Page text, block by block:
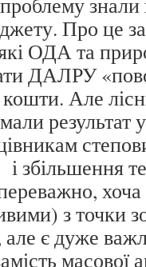
Про це
ОДА та
ДАЛРУ
кошти. Але
результат
збільшення
з точки
але є дуже
масової